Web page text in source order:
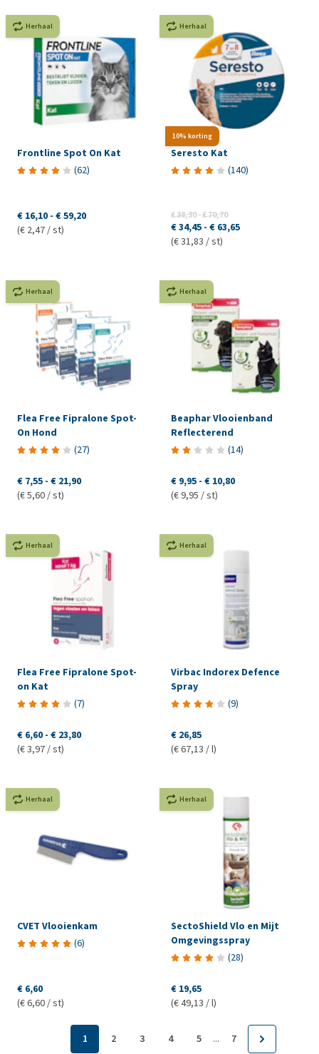
Herhaal
Frontline Spot On Kat
(62)
€ 16,10 - € 59,20
(€ 2,47 / st)
10% korting
Herhaal
Seresto Kat
(140)
€ 38,30-€ 70,70
€ 34,45 - € 63,65
(€ 31,83 / st)
Herhaal
Flea Free Fipralone Spot-
On Hond
(27)
€ 7,55 - € 21,90
(€ 5,60 / st)
Herhaal
Beaphar Vlooienband
Reflecterend
(14)
€ 9,95 - € 10,80
(€ 9,95 / st)
Herhaal
Flea Free Fipralone Spot-
on Kat
(7)
€ 6,60 - € 23,80
(€ 3,97 / st)
Herhaal
Virbac Indorex Defence
Spray
(9)
€ 26,85
(€ 67,13 / l)
Herhaal
CVET Vlooienkam
(6)
€ 6,60
(€ 6,60 / st)
Herhaal
SectoShield Vlo en Mijt
Omgevingsspray
(28)
€ 19,65
(€ 49,13 / l)
1 2 3 4 5 ... 7